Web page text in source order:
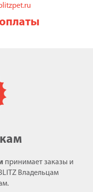
принимает заказы и
Владельцам